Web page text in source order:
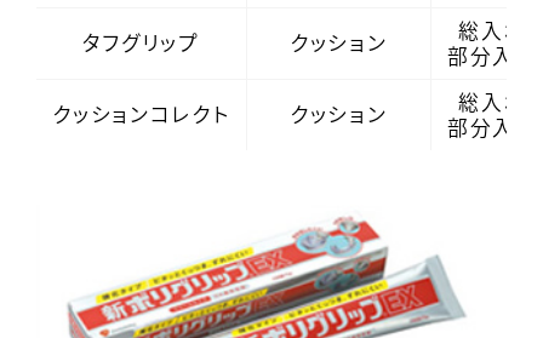
タフグリップ
クッション
総入れ
部分入
クッションコレクト
クッション
総入れ
部分入